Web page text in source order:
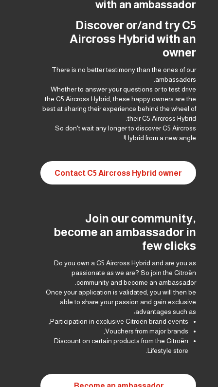
with an ambassador
Discover or/and try C5
Aircross Hybrid with an
owner
There is no better testimony than the ones of our
ambassadors.
Whether to answer your questions or to test drive
the C5 Aircross Hybrid, these happy owners are the
best at sharing their experience behind the wheel of
their C5 Aircross Hybrid.
So don't wait any longer to discover C5 Aircross
Hybrid from a new angle!
Contact C5 Aircross Hybrid owner
Join our community,
become an ambassador in
few clicks
Do you own a C5 Aircross Hybrid and are you as
passionate as we are? So join the Citroën
community and become an ambassador.
Once your application is validated, you will then be
able to share your passion and gain exclusive
advantages such as:
Participation in exclusive Citroën brand events,
Vouchers from major brands,
Discount on certain products from the Citroën
Lifestyle store.